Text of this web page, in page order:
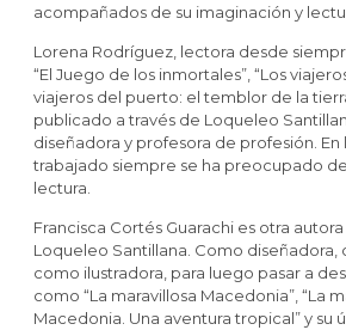
acompañados de su imaginación y
Lorena Rodríguez, lectora desde
“El Juego de los inmortales”, “Los
viajeros del puerto: el temblor de la
publicado a través de Loqueleo
diseñadora y profesora de profesión.
trabajado siempre se ha preocupado
lectura.
Francisca Cortés Guarachi es otra
Loqueleo Santillana. Como
como ilustradora, para luego pasar a
como “La maravillosa Macedonia”, “La
Macedonia. Una aventura tropical” y su